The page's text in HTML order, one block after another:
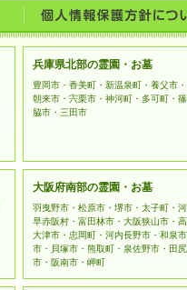
兵庫県北部の霊園・お墓
豊岡市・香美町・新温泉町・養父市
朝来市・宍栗市・神河町・多可町・
脇市・三田市
大阪府南部の霊園・お墓
羽曳野市・松原市・堺市・太子町・
早赤阪村・富田林市・大阪狭山市・
大津市・忠岡町・河内長野市・和泉
市・貝塚市・熊取町・泉佐野市・田
市・阪南市・岬町